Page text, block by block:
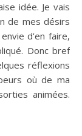
idée. Je vais
de mes désirs
d'en faire,
Donc bref
réflexions
où de ma
animées.